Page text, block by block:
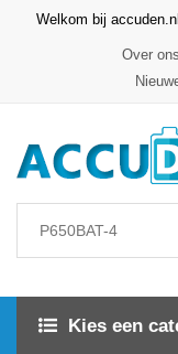
Welkom bij
Over ons
Kies een